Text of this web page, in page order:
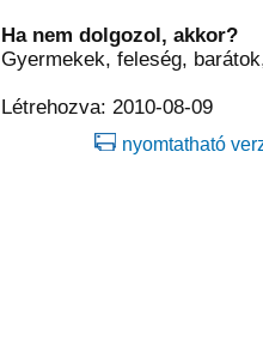
Ha nem dolgozol, akkor?
Gyermekek, feleség,
Létrehozva: 2010-08-09
nyomtatható